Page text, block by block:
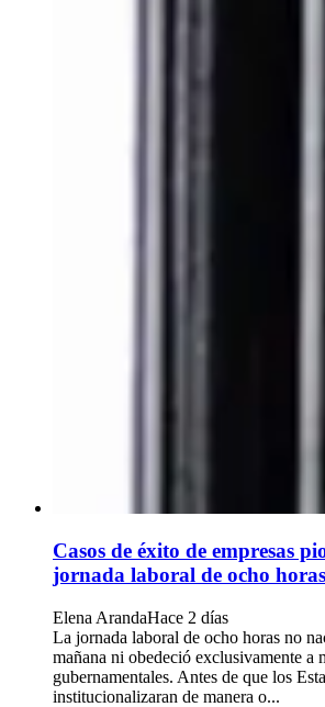
Casos de éxito de empresas
jornada laboral de ocho horas
Elena ArandaHace 2 días
La jornada laboral de ocho horas no
mañana ni obedeció exclusivamente a
gubernamentales. Antes de que los
institucionalizaran de manera o...